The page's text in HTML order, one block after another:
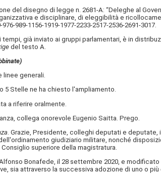
del disegno di legge n. 2681-A: “Deleghe al
e disciplinare, di eleggibilità e
989-1156-1919-1977-2233-2517-2536-2691-3017.
già inviato ai gruppi parlamentari, è in
del testo A.
linee generali.
5 Stelle ne ha chiesto l'ampliamento.
a riferire oralmente.
collega onorevole Eugenio Saitta. Prego.
. Grazie, Presidente, colleghi deputati e
giudiziario militare, nonché
superiore della magistratura.
Bonafede, il 28 settembre 2020, e
sia attraverso la successiva adozione di uno o